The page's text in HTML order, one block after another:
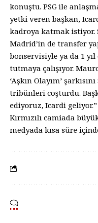
konuştu. PSG ile
yetki veren başkan,
kadroya katmak istiyor.
Madrid’in de transfer
bonservisiyle ya da 1
tutmaya çalışıyor.
‘Aşkın Olayım’
tribünleri coşturdu.
ediyoruz, Icardi
Kırmızılı camiada
medyada kısa süre